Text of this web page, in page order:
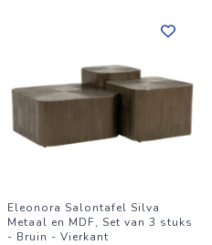
Eleonora Salontafel Silva
Metaal en MDF, Set van 3 stuks
- Bruin - Vierkant